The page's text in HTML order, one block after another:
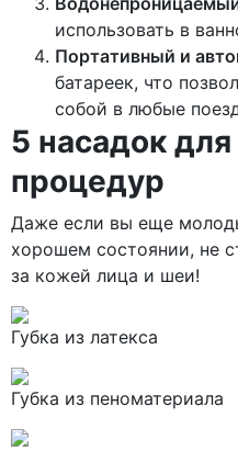
использовать в
Портативный и
батареек, что
собой в любые
5 насадок
процедур
Даже если вы еще
хорошем состоянии, не
за кожей лица и шеи!
Губка из латекса
Губка из пеноматериала